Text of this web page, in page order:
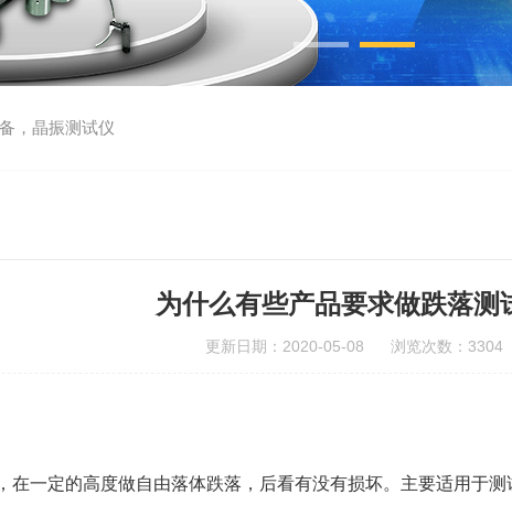
，晶振测试仪
为什么有些产品要求做跌落测
更新日期：2020-05-08 浏览次数：3304
在一定的高度做自由落体跌落，后看有没有损坏。主要适用于